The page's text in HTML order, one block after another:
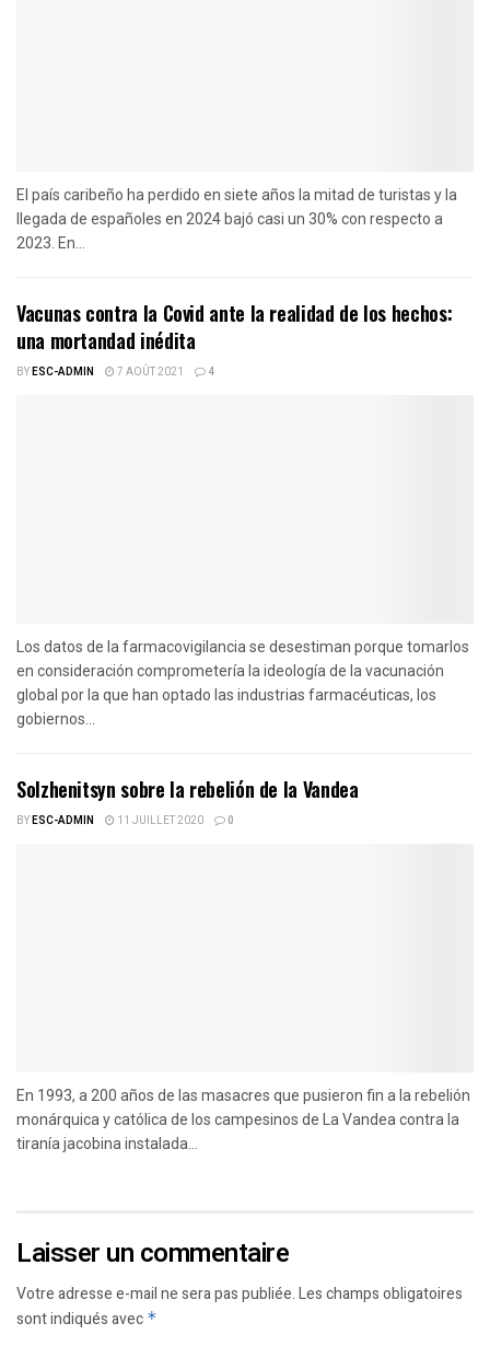
El país caribeño ha perdido en siete años la mitad de turistas y la
llegada de españoles en 2024 bajó casi un 30% con respecto a
2023. En...
Vacunas contra la Covid ante la realidad de los hechos:
una mortandad inédita
BYESC-ADMIN 7 AOÛT 2021 4
Los datos de la farmacovigilancia se desestiman porque tomarlos
en consideración comprometería la ideología de la vacunación
global por la que han optado las industrias farmacéuticas, los
gobiernos...
Solzhenitsyn sobre la rebelión de la Vandea
BYESC-ADMIN 11 JUILLET 2020 0
En 1993, a 200 años de las masacres que pusieron fin a la rebelión
monárquica y católica de los campesinos de La Vandea contra la
tiranía jacobina instalada...
Laisser un commentaire
Votre adresse e-mail ne sera pas publiée.Les champs obligatoires
sont indiqués avec *